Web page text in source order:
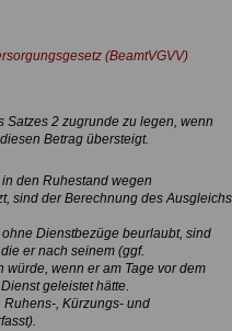
(BeamtVGVV)
Satzes 2 zugrunde zu legen, wenn
Betrag übersteigt.
den Ruhestand wegen
sind der Berechnung des Ausgleichs
Dienstbezüge beurlaubt, sind
er nach seinem (ggf.
wenn er am Tage vor dem
geleistet hätte.
, Kürzungs- und